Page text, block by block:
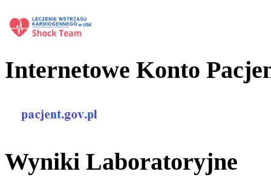
Internetowe Konto
Wyniki Laboratoryjne